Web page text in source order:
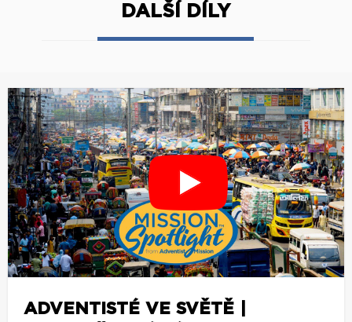
DALŠÍ DÍLY
ADVENTISTÉ VE SVĚTĚ |